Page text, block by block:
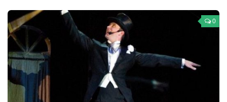
Звукорежиссёры
Alfom Studio
Guitarproduction Studio
Писатели
Поэты
Режиссёры
0